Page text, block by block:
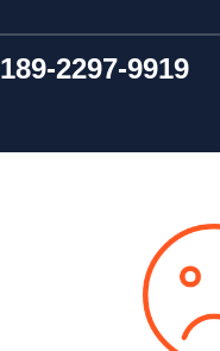
189-2297-9919